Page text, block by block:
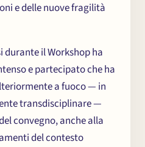
e delle nuove fragilità
il Workshop ha
e partecipato che ha
a fuoco — in
transdisciplinare —
convegno, anche alla
del contesto